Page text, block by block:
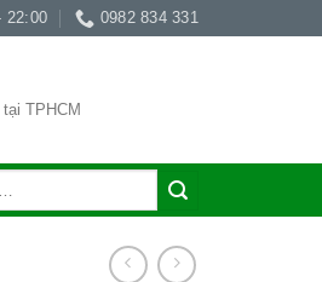
22:00 0982 834 331
TPHCM